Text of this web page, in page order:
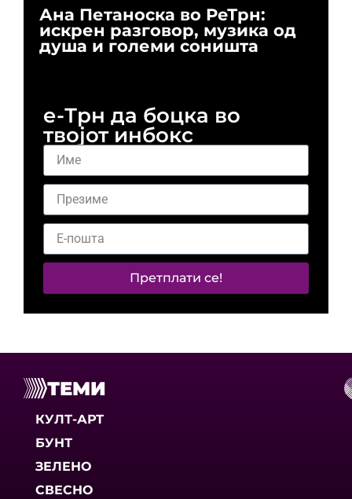
Ана Петаноска во РеТрн:
искрен разговор, музика од
душа и големи соништа
е-Трн да боцка во
твојот инбокс
Претплати се!
ТЕМИ
КУЛТ-АРТ
БУНТ
ЗЕЛЕНО
СВЕСНО